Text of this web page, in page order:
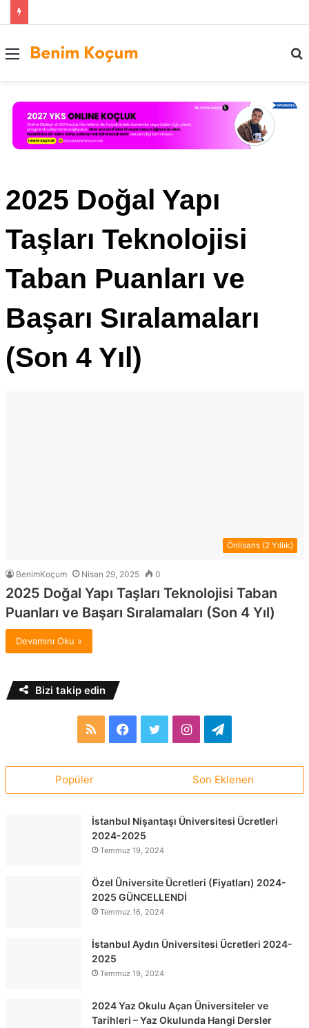
Menü
2025 Doğal Yapı
Taşları Teknolojisi
Taban Puanları ve
Başarı Sıralamaları
(Son 4 Yıl)
Önlisans (2 Yıllık)
BenimKoçum Nisan 29, 2025 0
2025 Doğal Yapı Taşları Teknolojisi Taban
Puanları ve Başarı Sıralamaları (Son 4 Yıl)
Devamını Oku »
Bizi takip edin
RSS Facebook
TwitterInstagramTelegram
Popüler Son Eklenen
İstanbul Nişantaşı Üniversitesi Ücretleri
2024-2025
Temmuz 19, 2024
Özel Üniversite Ücretleri (Fiyatları) 2024-
2025 GÜNCELLENDİ
Temmuz 16, 2024
İstanbul Aydın Üniversitesi Ücretleri 2024-
2025
Temmuz 19, 2024
2024 Yaz Okulu Açan Üniversiteler ve
Tarihleri – Yaz Okulunda Hangi Dersler